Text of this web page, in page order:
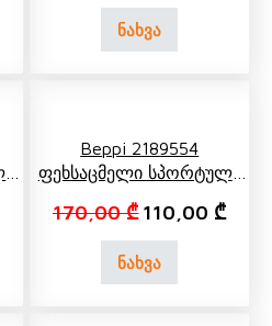
ნახვა
was: 125,00 ₾.
price is: 85,00 ₾.
Beppi 2189554
Ფეხსაცმელი Სპორტული
170,00₾ Original price
110,00 ₾
ნახვა